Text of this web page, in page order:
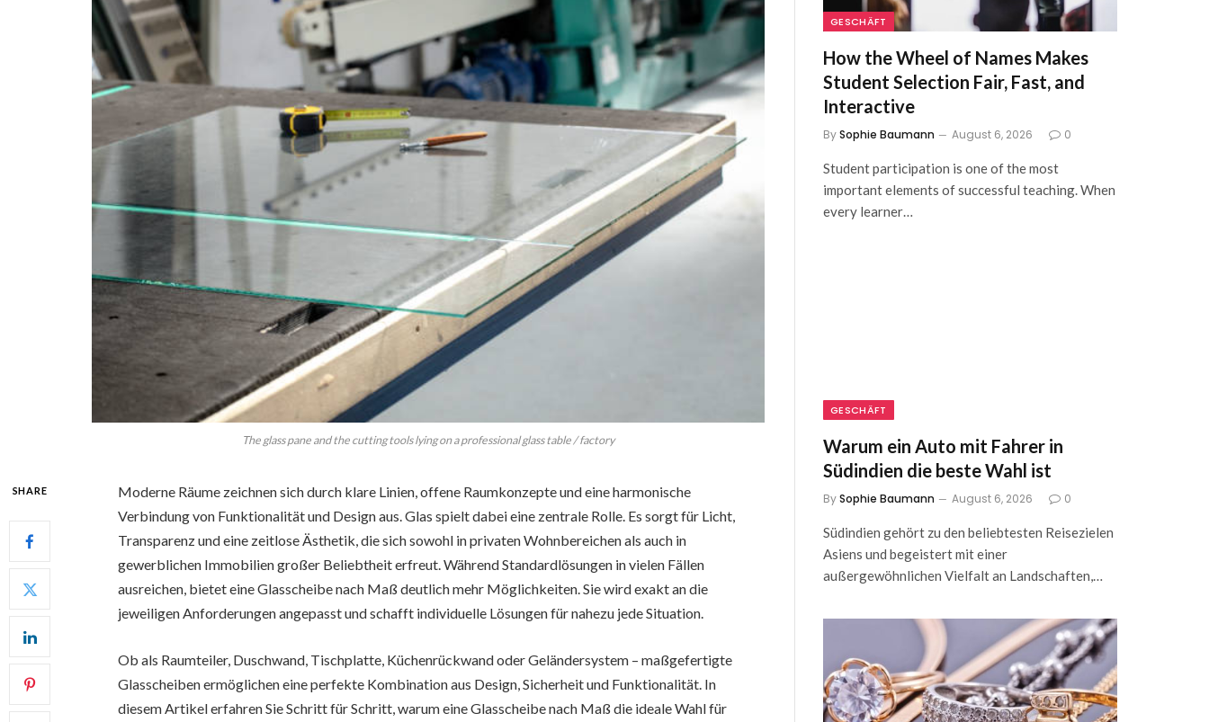
The glass pane and the cutting tools lying on a professional glass table / factory
SHARE
Moderne Räume zeichnen sich durch klare Linien, offene Raumkonzepte und eine harmonische
Verbindung von Funktionalität und Design aus. Glas spielt dabei eine zentrale Rolle. Es sorgt für Licht,
Transparenz und eine zeitlose Ästhetik, die sich sowohl in privaten Wohnbereichen als auch in
gewerblichen Immobilien großer Beliebtheit erfreut. Während Standardlösungen in vielen Fällen
ausreichen, bietet eine Glasscheibe nach Maß deutlich mehr Möglichkeiten. Sie wird exakt an die
jeweiligen Anforderungen angepasst und schafft individuelle Lösungen für nahezu jede Situation.
Ob als Raumteiler, Duschwand, Tischplatte, Küchenrückwand oder Geländersystem – maßgefertigte
Glasscheiben ermöglichen eine perfekte Kombination aus Design, Sicherheit und Funktionalität. In
diesem Artikel erfahren Sie Schritt für Schritt, warum eine Glasscheibe nach Maß die ideale Wahl für
GESCHÄFT
How the Wheel of Names Makes
Student Selection Fair, Fast, and
Interactive
BySophie Baumann August 6, 2026 0
Student participation is one of the most
important elements of successful teaching. When
every learner…
GESCHÄFT
Warum ein Auto mit Fahrer in
Südindien die beste Wahl ist
BySophie Baumann August 6, 2026 0
Südindien gehört zu den beliebtesten Reisezielen
Asiens und begeistert mit einer
außergewöhnlichen Vielfalt an Landschaften,…